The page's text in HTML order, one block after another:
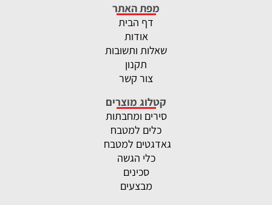
מפת האתר
דף הבית
אודות
שאלות ותשובות
תקנון
צור קשר
קטלוג מוצרים
סירים ומחבתות
כלים למטבח
גאדגטים למטבח
כלי הגשה
סכינים
מבצעים